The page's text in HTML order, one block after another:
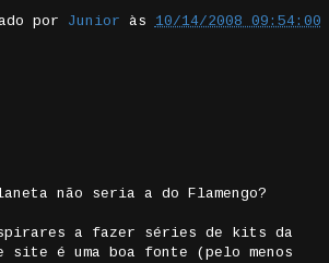
por Junior às 10/14/2008 09:54:00
não seria a do Flamengo?
a fazer séries de kits da
site é uma boa fonte (pelo menos